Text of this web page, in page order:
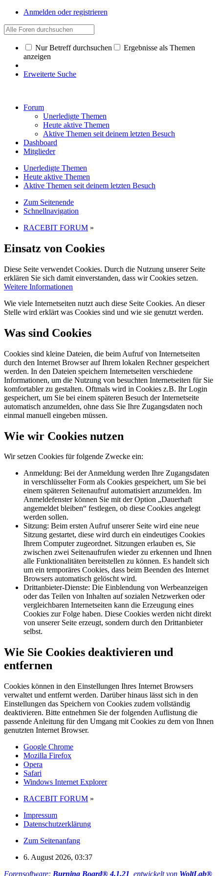
Anmelden oder registrieren
Nur Betreff durchsuchen
Ergebnisse als Themen
anzeigen
Erweiterte Suche
Forum
Unerledigte Themen
Heute aktive Themen
Aktive Themen seit deinem letzten Besuch
Dashboard
Mitglieder
Unerledigte Themen
Heute aktive Themen
Aktive Themen seit deinem letzten Besuch
Zum Seitenende
Schnellnavigation
RACEBIT FORUM »
Einsatz von Cookies
Diese Seite verwendet Cookies. Durch die Nutzung unserer Seite
erklären Sie sich damit einverstanden, dass wir Cookies setzen.
Weitere Informationen
Wie viele Internetseiten nutzt auch diese Seite Cookies. An dieser
Stelle wird erklärt was Cookies sind und wie sie genutzt werden.
Was sind Cookies
Cookies sind kleine Dateien, die beim Aufruf von Internetseiten
durch den Internet Browser auf Ihrem lokalen Rechner gespeichert
werden. In den Dateien speichern Internetseiten verschiedene
Informationen, um die Nutzung von besuchten Internetseiten für Sie
komfortabler zu gestalten. Oftmals wird in Cookies z.B. Ihr Login
gespeichert, um Sie bei einem späteren Besuch der Internetseite
automatisch anzumelden, ohne dass Sie Ihre Zugangsdaten noch
einmal manuell eingeben müssen.
Wie wir Cookies nutzen
Wir setzen Cookies für folgende Zwecke ein:
Anmeldung: Bei der Anmeldung werden Ihre Zugangsdaten
in verschlüsselter Form als Cookies gespeichert, um Sie bei
einem späteren Seitenaufruf automatisiert anzumelden. Im
Anmeldefenster können Sie mit der Option „Dauerhaft
angemeldet bleiben“ festlegen, ob diese Cookies angelegt
werden sollen.
Sitzung: Beim ersten Aufruf unserer Seite wird eine neue
Sitzung gestartet, diese wird durch ein eindeutiges Cookies
Ihrem Computer zugeordnet. Sitzungen erlauben es, Sie
zwischen zwei Seitenaufrufen wieder zu erkennen und Ihnen
alle Funktionalitäten bereitstellen zu können. Es handelt sich
um ein temporäres Cookies, dass beim Beenden des Internet
Browsers automatisch gelöscht wird.
Drittanbieter-Dienste: Die Einblendung von Werbeanzeigen
oder das Teilen von Inhalten auf sozialen Netzwerken oder
vergleichbaren Internetseiten kann die Erzeugung eines
Cookies zur Folge haben. Diese Cookies werden nicht direkt
von unserer Seite erzeugt, sondern durch den Drittanbieter
selbst.
Wie Sie Cookies deaktivieren und
entfernen
Cookies können in den Einstellungen Ihres Internet Browsers
verwaltet und entfernt werden. Darüber hinaus lässt sich in den
Einstellungen das Speichern von Cookies zudem vollständig
deaktivieren. Bitte entnehmen Sie der folgenden Auflistung die
passende Anleitung für den Umgang mit Cookies zu dem von Ihnen
genutzten Internet Browser.
Google Chrome
Mozilla Firefox
Opera
Safari
Windows Internet Explorer
RACEBIT FORUM »
Impressum
Datenschutzerklärung
Zum Seitenanfang
6. August 2026, 03:37
Forensoftware: Burning Board® 4.1.21 , entwickelt von WoltLab®